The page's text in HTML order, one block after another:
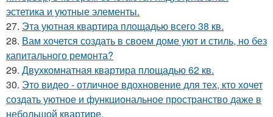
эстетика и уютные элементы.
27. Эта уютная квартира площадью всего 38 кв.
28. Вам хочется создать в своем доме уют и стиль, но без
капитального ремонта?
29. Двухкомнатная квартира площадью 62 кв.
30. Это видео - отличное вдохновение для тех, кто хочет
создать уютное и функциональное пространство даже в
небольшой квартире.